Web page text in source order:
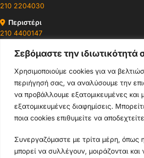
Σεβόμαστε την ιδιωτικότητά
Χρησιμοποιούμε cookies για να
περιήγησή σας, να αναλύσουμε την
να προβάλλουμε εξατομικευμένες και
εξατομικευμένες διαφημίσεις.
ποια cookies επιθυμείτε να
Συνεργαζόμαστε με τρίτα μέρη, όπως
μπορεί να συλλέγουν, μοιράζονται και
210 2204030
Περιστέρι
210 4400147
Ωράρια & Διευθύνσεις →
210 4929089
Κεντρικό τηλέφωνο
info@thikishop.gr
Δευ - Σάβ: 10:00 - 21:00